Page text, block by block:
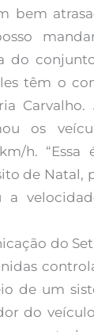
bem
do
têm o
os
h.
de Natal,
do
de um
do